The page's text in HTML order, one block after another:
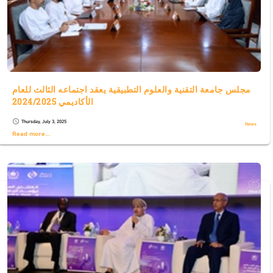
مجلس جامعة التقنية والعلوم التطبيقية يعقد اجتماعه الثالث للعام
الأكاديمي 2024/2025
schedule Thursday, July 3, 2025 News
Read more...